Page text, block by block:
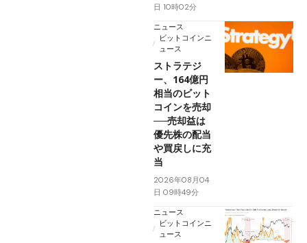
日 10時02分
ニュース
ビットコインニ
ュース
ストラテジ
ー、164億円
相当のビット
コインを売却
──売却益は
優先株の配当
や買戻しに充
当
2026年08月04
日 09時49分
ニュース
ビットコインニ
ュース